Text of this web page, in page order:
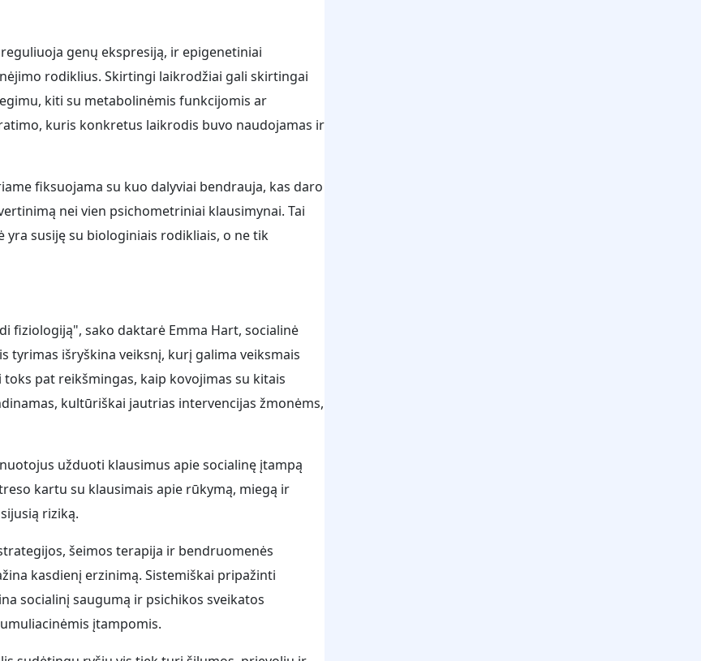
genų ekspresiją, ir epigenetiniai
rodiklius. Skirtingi laikrodžiai gali skirtingai
kiti su metabolinėmis funkcijomis ar
kuris konkretus laikrodis buvo naudojamas ir
fiksuojama su kuo dalyviai bendrauja, kas daro
nei vien psichometriniai klausimynai. Tai
susiję su biologiniais rodikliais, o ne tik
fiziologiją", sako daktarė Emma Hart, socialinė
tyrimas išryškina veiksnį, kurį galima veiksmais
pat reikšmingas, kaip kovojimas su kitais
kultūriškai jautrias intervencijas žmonėms,
užduoti klausimus apie socialinę įtampą
kartu su klausimais apie rūkymą, miegą ir
riziką.
šeimos terapija ir bendruomenės
kasdienį erzinimą. Sistemiškai pripažinti
socialinį saugumą ir psichikos sveikatos
įtampomis.